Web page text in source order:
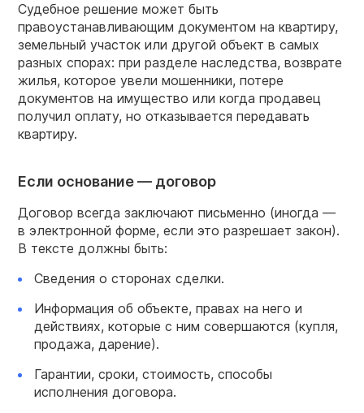
Судебное решение может быть
правоустанавливающим документом на квартиру,
земельный участок или другой объект в самых
разных спорах: при разделе наследства, возврате
жилья, которое увели мошенники, потере
документов на имущество или когда продавец
получил оплату, но отказывается передавать
квартиру.
Если основание — договор
Договор всегда заключают письменно (иногда —
в электронной форме, если это разрешает закон).
В тексте должны быть:
Сведения о сторонах сделки.
Информация об объекте, правах на него и
действиях, которые с ним совершаются (купля,
продажа, дарение).
Гарантии, сроки, стоимость, способы
исполнения договора.